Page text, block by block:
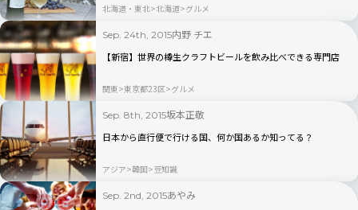
北海道・東北 北海道 グルメ
Sep. 24th, 2015内野 チエ
【新宿】世界の樽生クラフトビールを飲み比べできる専門店
関東 東京都23区 グルメ
Sep. 8th, 2015坂本正敬
日本から直行便で行ける国、何か国あるか知ってる？
アジア 韓国 豆知識
Sep. 2nd, 2015あやみ